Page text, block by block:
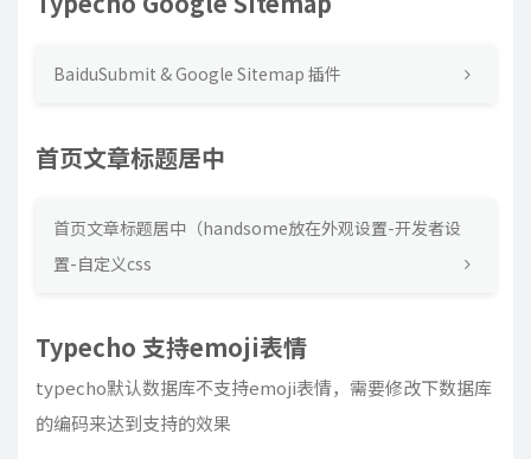
BaiduSubmit & Google Sitemap 插件
首页文章标题居中
首页文章标题居中（handsome放在外观设置-开发者设
置-自定义css
Typecho 支持emoji表情
typecho默认数据库不支持emoji表情，需要修改下数据库
的编码来达到支持的效果